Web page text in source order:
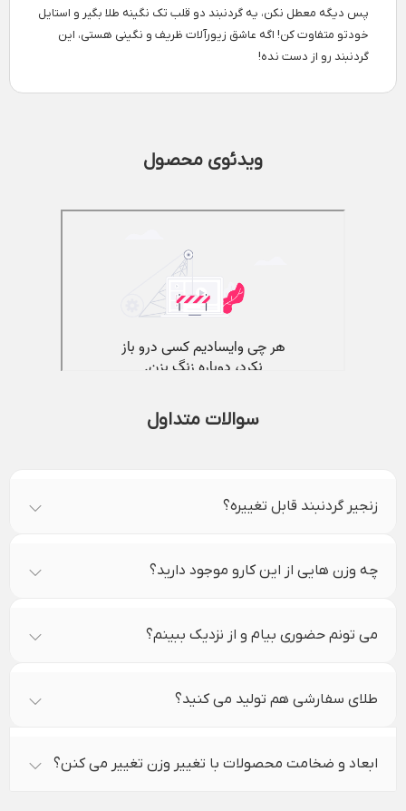
پس دیگه معطل نکن، یه گردنبند دو قلب تک نگینه طلا بگیر و استایل
خودتو متفاوت کن! اگه عاشق زیورآلات ظریف و نگینی هستی، این
گردنبند رو از دست نده!
ویدئوی محصول
سوالات متداول
زنجیر گردنبند قابل تغییره؟
چه وزن هایی از این کارو موجود دارید؟
می تونم حضوری بیام و از نزدیک ببینم؟
طلای سفارشی هم تولید می کنید؟
ابعاد و ضخامت محصولات با تغییر وزن تغییر می کنن؟